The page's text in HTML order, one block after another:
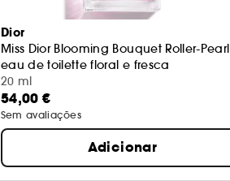
Dior
Miss Dior Blooming Bouquet Roller-Pearl
eau de toilette floral e fresca
20 ml
54,00 €
Sem avaliações
Adicionar